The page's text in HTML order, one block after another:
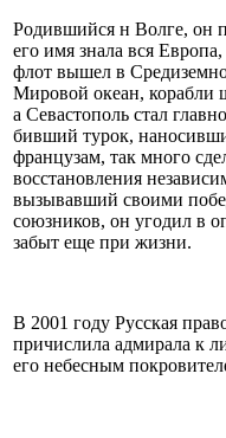
Родившийся н Волге, он
его имя знала вся
флот вышел в
Мировой океан, корабли
а Севастополь стал
бивший турок,
французам, так много
восстановления
вызывавший своими
союзников, он угодил в
забыт еще при жизни.
В 2001 году Русская
причислила адмирала к
его небесным